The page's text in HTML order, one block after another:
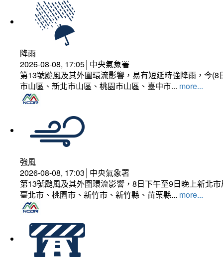
降雨
2026-08-08, 17:05│中央氣象署
第13號颱風及其外圍環流影響，易有短延時強降雨，今
市山區、新北市山區、桃園市山區、臺中市... more...
強風
2026-08-08, 17:03│中央氣象署
第13號颱風及其外圍環流影響，8日下午至9日晚上新北
臺北市、桃園市、新竹市、新竹縣、苗栗縣... more...